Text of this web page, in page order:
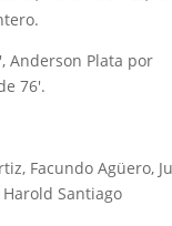
Anderson Plata por
76′.
Facundo Agüero,
Santiago